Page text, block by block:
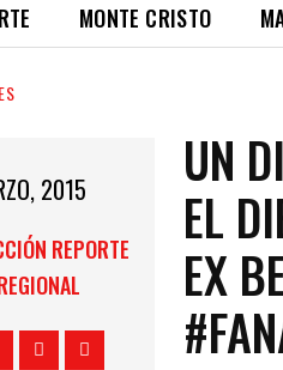
MONTE CRISTO
2015
REPORTE
UN
EL
EX